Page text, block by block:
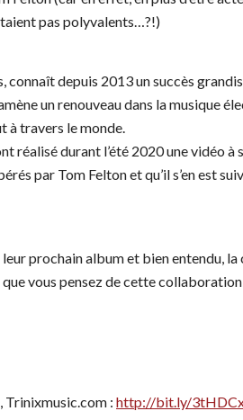
pas polyvalents…?!)
connaît depuis 2013 un succès
un renouveau dans la musique
à travers le monde.
réalisé durant l’été 2020 une vidéo à
par Tom Felton et qu’il s’en est
prochain album et bien entendu, la
que vous pensez de cette
, Trinixmusic.com : http://bit.ly/